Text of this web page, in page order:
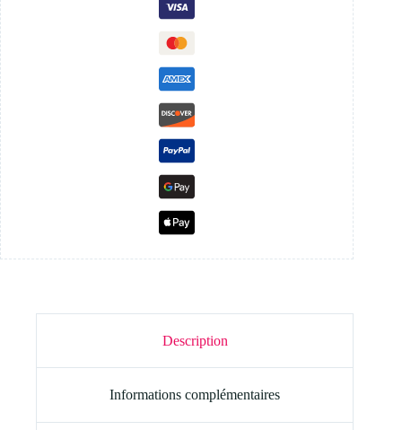
Description
Informations complémentaires